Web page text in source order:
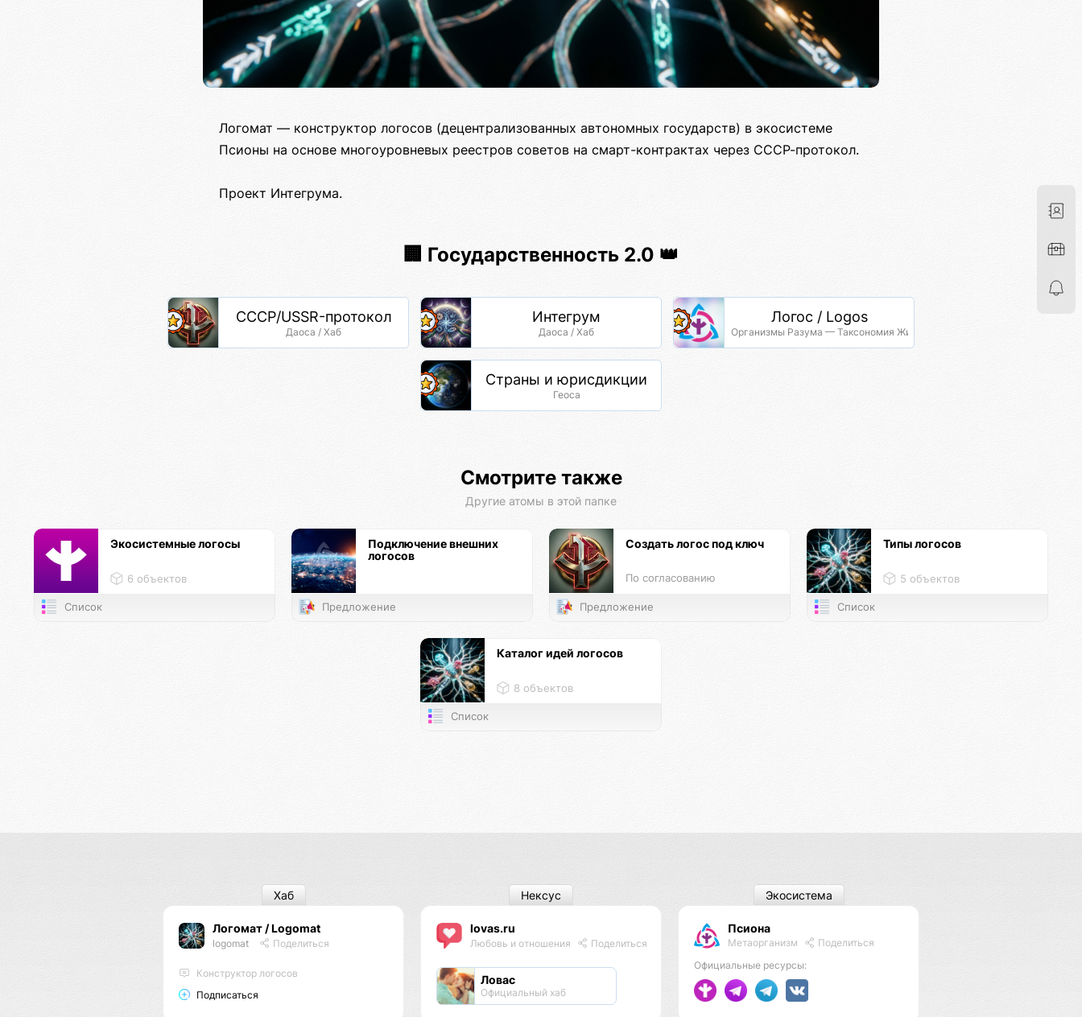
Логомат — конструктор логосов (децентрализованных автономных государств) в экосистеме
Псионы на основе многоуровневых реестров советов на смарт-контрактах через СССР-протокол.
Проект Интегрума.
🏢 Государственность 2.0 👑
СССР/USSR-протокол
Даоса / Хаб
Интегрум
Даоса / Хаб
Логос / Logos
Организмы Разума — Таксономия Жизни
Страны и юрисдикции
Геоса
Смотрите также
Другие атомы в этой папке
Экосистемные логосы
6 объектов
Список
Подключение внешних
логосов
Предложение
Создать логос под ключ
По согласованию
Предложение
Типы логосов
5 объектов
Список
Каталог идей логосов
8 объектов
Список
Логомат / Logomat
logomat Поделиться
Конструктор логосов
Подписаться
Хаб
lovas.ru
Любовь и отношения Поделиться
Ловас
Официальный хаб
Нексус
Псиона
Метаорганизм
Поделиться
Официальные ресурсы:
Экосистема